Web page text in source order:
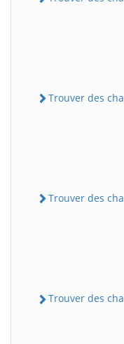
Trouver des
Trouver des
Trouver des